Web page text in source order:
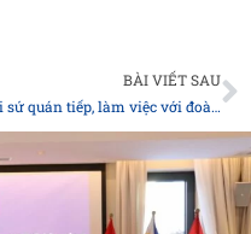
BÀI VIẾT SAU
Đại sứ quán tiếp, làm việc với đoàn công tác Cục Quản lý Xuất nhập cảnh, Bộ Công an Việt Nam